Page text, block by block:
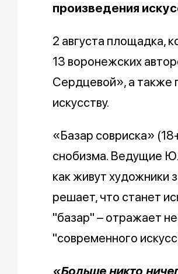
произведения
2 августа площадка,
13 воронежских
Сердцевой», а также
искусству.
«Базар совриска»
снобизма. Ведущие
как живут художники
решает, что станет
"базар" – отражает
"современного
«Больше никто